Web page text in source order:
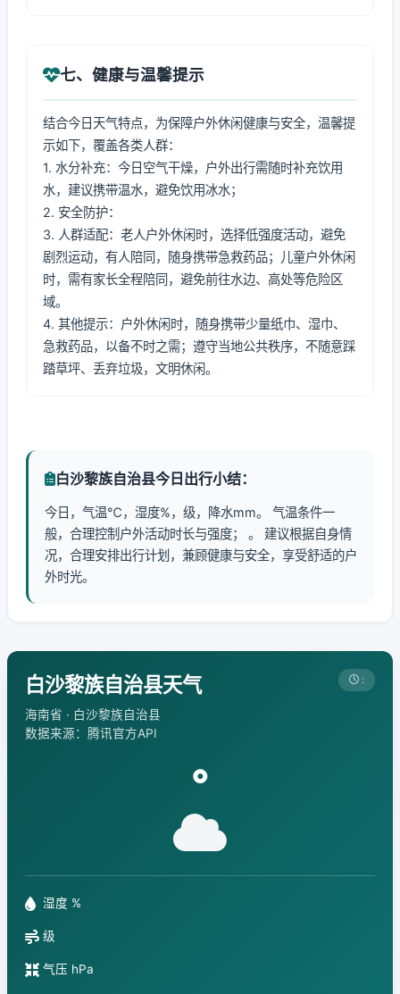
七、健康与温馨提示
结合今日天气特点，为保障户外休闲健康与安全，温馨提
示如下，覆盖各类人群：
1. 水分补充：今日空气干燥，户外出行需随时补充饮用
水，建议携带温水，避免饮用冰水；
2. 安全防护：
3. 人群适配：老人户外休闲时，选择低强度活动，避免
剧烈运动，有人陪同，随身携带急救药品；儿童户外休闲
时，需有家长全程陪同，避免前往水边、高处等危险区
域。
4. 其他提示：户外休闲时，随身携带少量纸巾、湿巾、
急救药品，以备不时之需；遵守当地公共秩序，不随意踩
踏草坪、丢弃垃圾，文明休闲。
白沙黎族自治县今日出行小结：
今日，气温℃，湿度%，级，降水mm。 气温条件一
般，合理控制户外活动时长与强度； 。 建议根据自身情
况，合理安排出行计划，兼顾健康与安全，享受舒适的户
外时光。
白沙黎族自治县天气
海南省 · 白沙黎族自治县
数据来源：腾讯官方API
:
°
湿度 %
级
气压 hPa